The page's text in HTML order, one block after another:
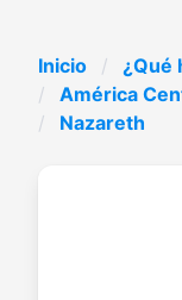
Inicio
¿Qué
América
Nazareth